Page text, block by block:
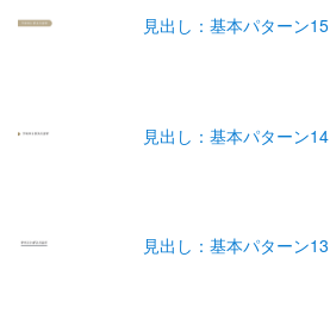
見出し：基本パターン15
見出し：基本パターン14
見出し：基本パターン13